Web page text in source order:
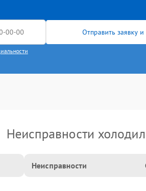
Отправить заявку
Неисправности
Неисправности